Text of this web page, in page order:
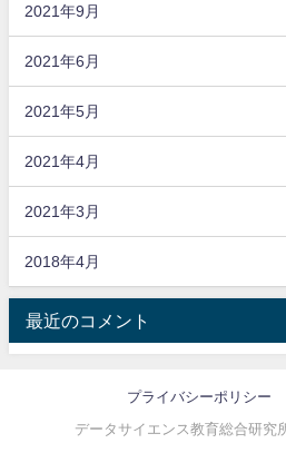
2021年9月
2021年6月
2021年5月
2021年4月
2021年3月
2018年4月
最近のコメント
プライバシーポリシー
データサイエンス教育総合研究